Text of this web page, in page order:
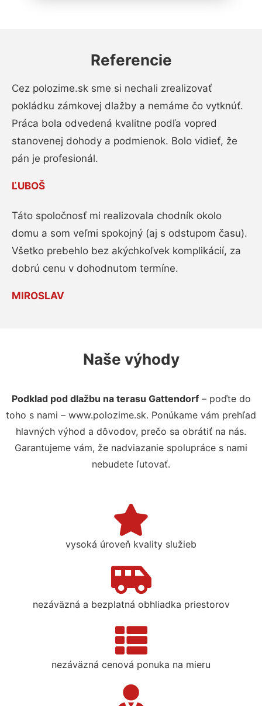
Referencie
Cez polozime.sk sme si nechali zrealizovať
pokládku zámkovej dlažby a nemáme čo vytknúť.
Práca bola odvedená kvalitne podľa vopred
stanovenej dohody a podmienok. Bolo vidieť, že
pán je profesionál.
ĽUBOŠ
Táto spoločnosť mi realizovala chodník okolo
domu a som veľmi spokojný (aj s odstupom času).
Všetko prebehlo bez akýchkoľvek komplikácií, za
dobrú cenu v dohodnutom termíne.
MIROSLAV
Naše výhody
Podklad pod dlažbu na terasu Gattendorf– poďte do
toho s nami – www.polozime.sk. Ponúkame vám prehľad
hlavných výhod a dôvodov, prečo sa obrátiť na nás.
Garantujeme vám, že nadviazanie spolupráce s nami
nebudete ľutovať.
vysoká úroveň kvality služieb
nezáväzná a bezplatná obhliadka priestorov
nezáväzná cenová ponuka na mieru